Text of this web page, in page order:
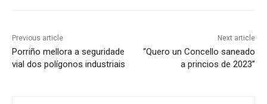
Previous article
Porriño mellora a seguridade
vial dos polígonos industriais
Next article
“Quero un Concello saneado
a princios de 2023”